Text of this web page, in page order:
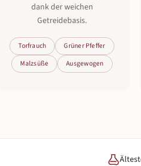
dank der weichen
Getreidebasis.
Torfrauch
Grüner Pfeffer
Malzsüße
Ausgewogen